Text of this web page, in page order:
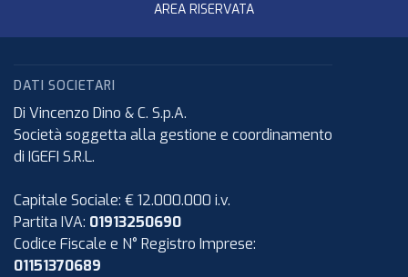
AREA RISERVATA
DATI SOCIETARI
Di Vincenzo Dino & C. S.p.A.
Società soggetta alla gestione e coordinamento
di IGEFI S.R.L.
Capitale Sociale: € 12.000.000 i.v.
Partita IVA: 01913250690
Codice Fiscale e N° Registro Imprese:
01151370689